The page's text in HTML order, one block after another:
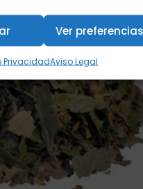
Ver
PrivacidadAviso Legal